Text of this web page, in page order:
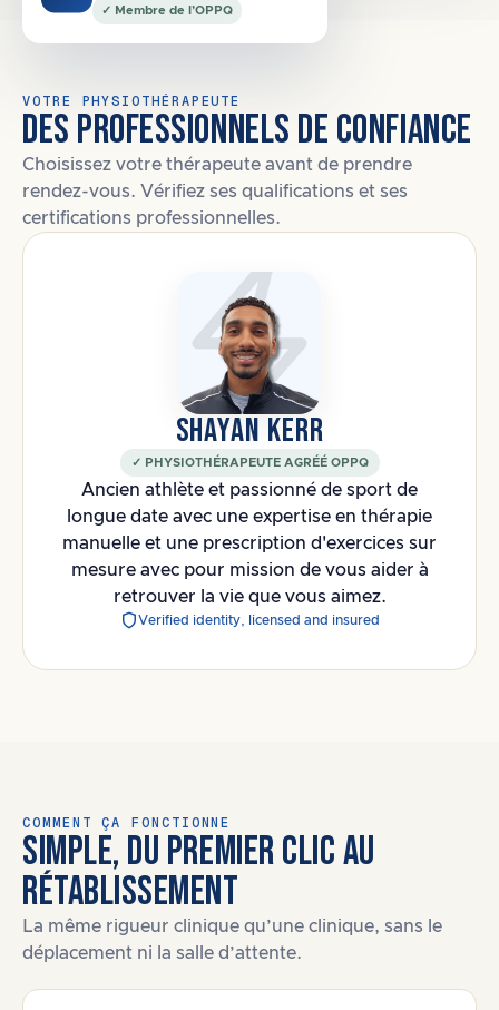
✓ Membre de l’OPPQ
VOTRE PHYSIOTHÉRAPEUTE
DES PROFESSIONNELS DE CONFIANCE
Choisissez votre thérapeute avant de prendre
rendez-vous. Vérifiez ses qualifications et ses
certifications professionnelles.
SHAYAN KERR
✓ PHYSIOTHÉRAPEUTE AGRÉÉ OPPQ
Ancien athlète et passionné de sport de
longue date avec une expertise en thérapie
manuelle et une prescription d'exercices sur
mesure avec pour mission de vous aider à
retrouver la vie que vous aimez.
Verified identity, licensed and insured
COMMENT ÇA FONCTIONNE
SIMPLE, DU PREMIER CLIC AU
RÉTABLISSEMENT
La même rigueur clinique qu’une clinique, sans le
déplacement ni la salle d’attente.